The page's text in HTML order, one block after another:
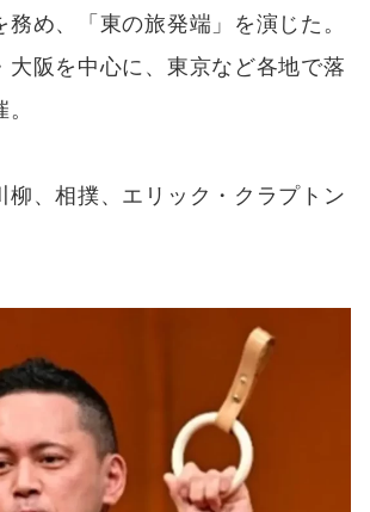
め、「東の旅発端」を演じた。
阪を中心に、東京など各地で落
柳、相撲、エリック・クラプトン